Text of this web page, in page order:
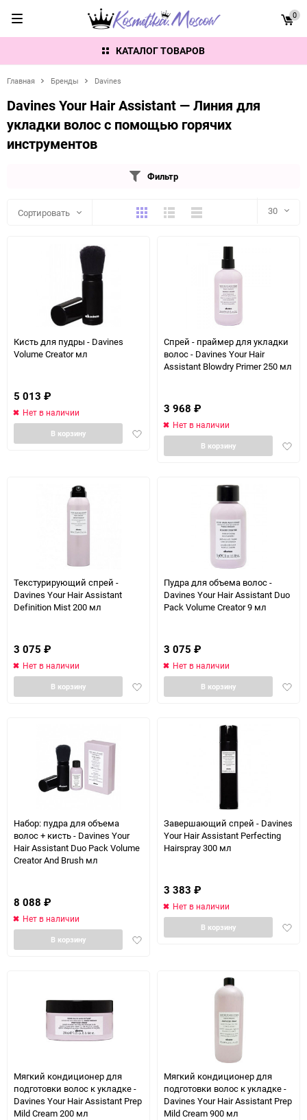
КАТАЛОГ ТОВАРОВ
0
Главная Бренды Davines
Davines Your Hair Assistant — Линия для
укладки волос с помощью горячих
инструментов
Фильтр
Сортировать ПлиткаПодробноКомпактно 30
Кисть для пудры - Davines
Volume Creator мл
5 013 ₽
Нет в наличии
Добавить
избранное
В корзину
Спрей - праймер для укладки
волос - Davines Your Hair
Assistant Blowdry Primer 250 мл
3 968 ₽
Нет в наличии
В корзину
Текстурирующий спрей -
Davines Your Hair Assistant
Definition Mist 200 мл
3 075 ₽
Нет в наличии
Добавить
В корзину
Пудра для объема волос -
Davines Your Hair Assistant Duo
Pack Volume Creator 9 мл
3 075 ₽
Нет в наличии
В корзину
Набор: пудра для объема
волос + кисть - Davines Your
Hair Assistant Duo Pack Volume
Creator And Brush мл
8 088 ₽
Нет в наличии
Добавить
В корзину
Завершающий спрей - Davines
Your Hair Assistant Perfecting
Hairspray 300 мл
3 383 ₽
Нет в наличии
В корзину
Мягкий кондиционер для
подготовки волос к укладке -
Davines Your Hair Assistant Prep
Mild Cream 200 мл
Мягкий кондиционер для
подготовки волос к укладке -
Davines Your Hair Assistant Prep
Mild Cream 900 мл